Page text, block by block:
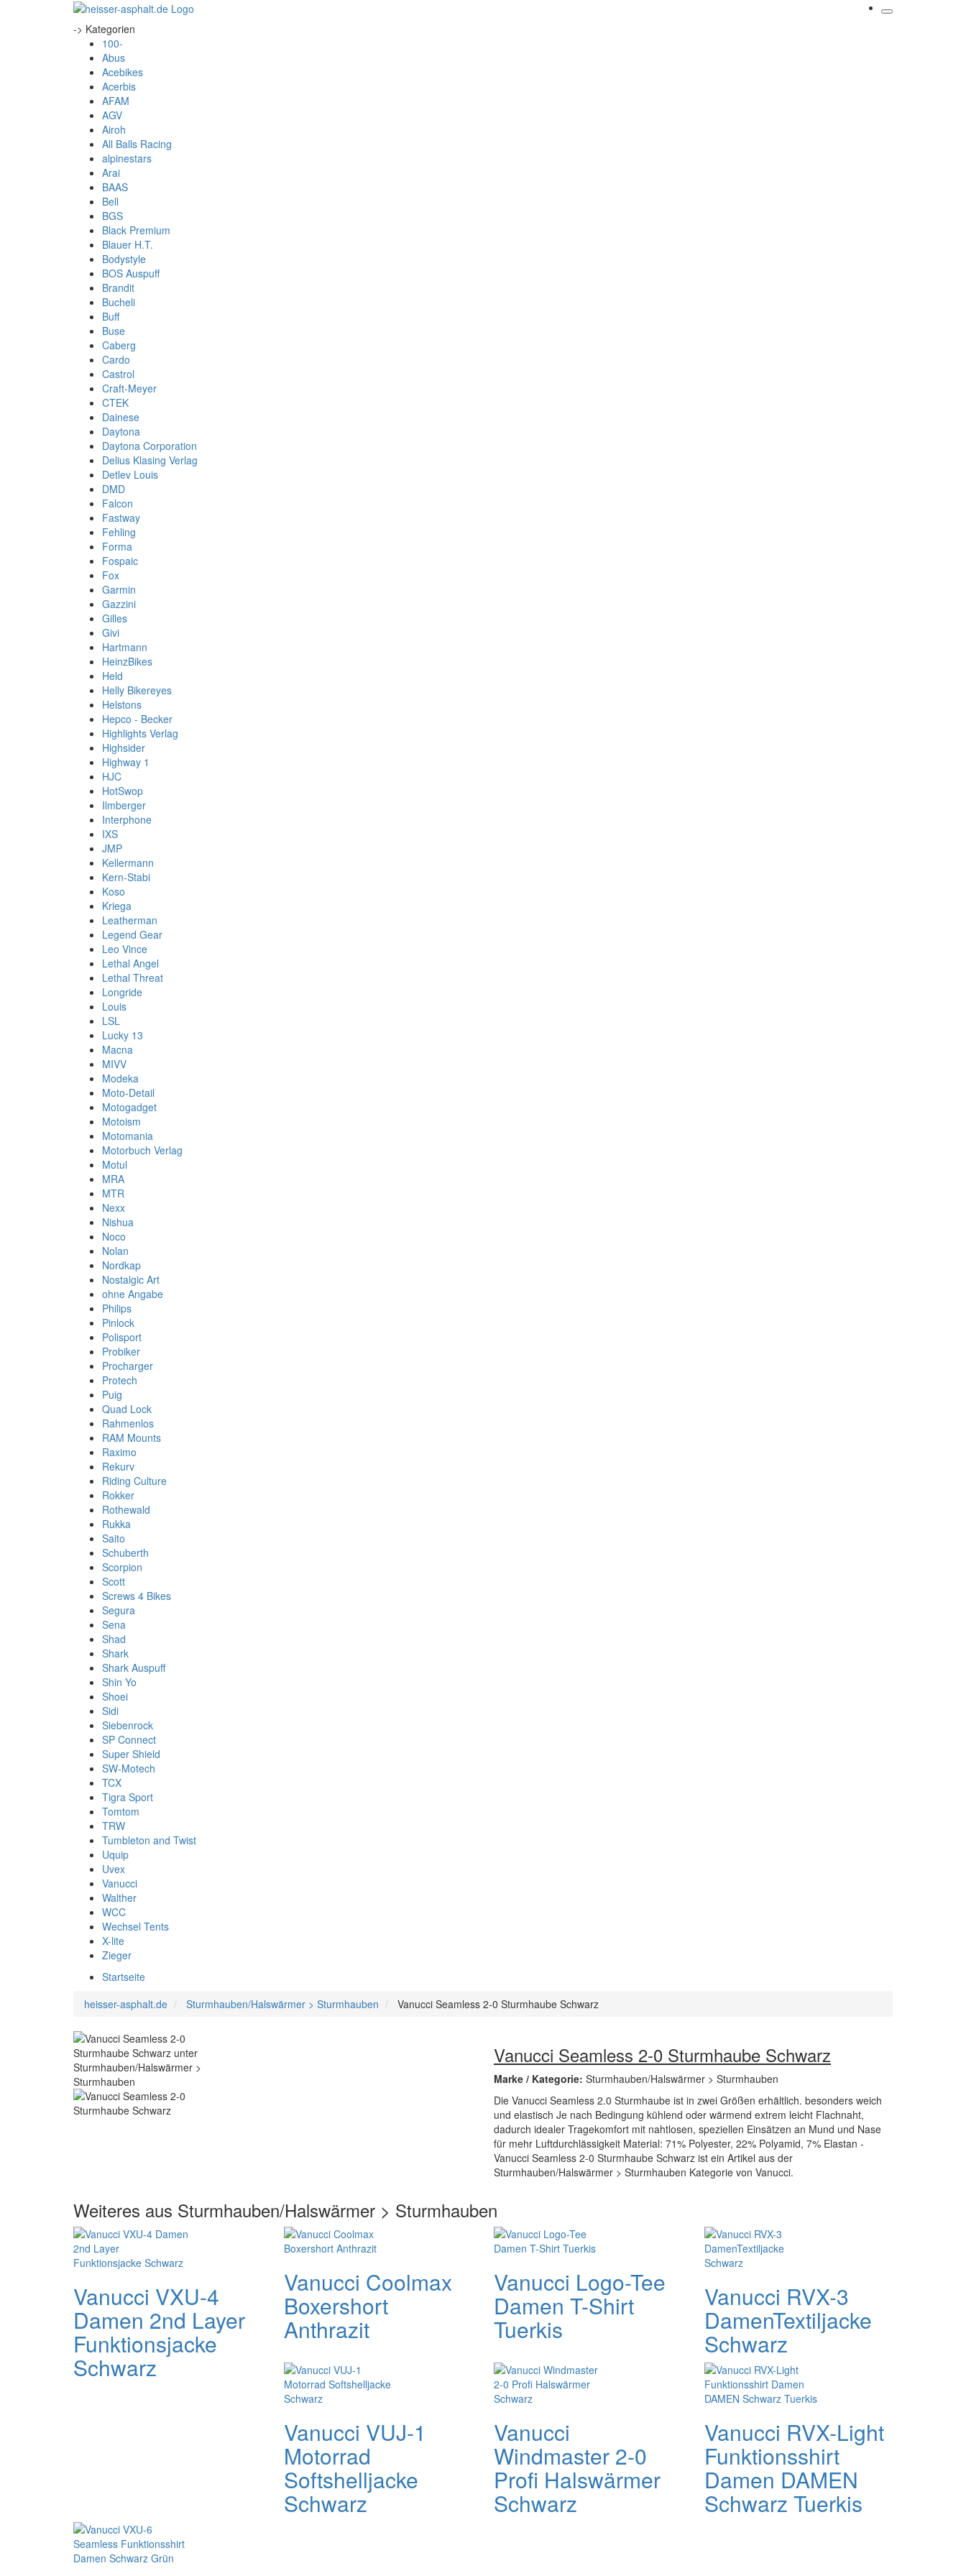
-> Kategorien
100-
Abus
Acebikes
Acerbis
AFAM
AGV
Airoh
All Balls Racing
alpinestars
Arai
BAAS
Bell
BGS
Black Premium
Blauer H.T.
Bodystyle
BOS Auspuff
Brandit
Bucheli
Buff
Buse
Caberg
Cardo
Castrol
Craft-Meyer
CTEK
Dainese
Daytona
Daytona Corporation
Delius Klasing Verlag
Detlev Louis
DMD
Falcon
Fastway
Fehling
Forma
Fospaic
Fox
Garmin
Gazzini
Gilles
Givi
Hartmann
HeinzBikes
Held
Helly Bikereyes
Helstons
Hepco - Becker
Highlights Verlag
Highsider
Highway 1
HJC
HotSwop
Ilmberger
Interphone
IXS
JMP
Kellermann
Kern-Stabi
Koso
Kriega
Leatherman
Legend Gear
Leo Vince
Lethal Angel
Lethal Threat
Longride
Louis
LSL
Lucky 13
Macna
MIVV
Modeka
Moto-Detail
Motogadget
Motoism
Motomania
Motorbuch Verlag
Motul
MRA
MTR
Nexx
Nishua
Noco
Nolan
Nordkap
Nostalgic Art
ohne Angabe
Philips
Pinlock
Polisport
Probiker
Procharger
Protech
Puig
Quad Lock
Rahmenlos
RAM Mounts
Raximo
Rekurv
Riding Culture
Rokker
Rothewald
Rukka
Saito
Schuberth
Scorpion
Scott
Screws 4 Bikes
Segura
Sena
Shad
Shark
Shark Auspuff
Shin Yo
Shoei
Sidi
Siebenrock
SP Connect
Super Shield
SW-Motech
TCX
Tigra Sport
Tomtom
TRW
Tumbleton and Twist
Uquip
Uvex
Vanucci
Walther
WCC
Wechsel Tents
X-lite
Zieger
Startseite
heisser-asphalt.de
Sturmhauben/Halswärmer > Sturmhauben Vanucci Seamless 2-0 Sturmhaube Schwarz
Vanucci Seamless 2-0 Sturmhaube Schwarz
Marke / Kategorie: Sturmhauben/Halswärmer > Sturmhauben
Die Vanucci Seamless 2.0 Sturmhaube ist in zwei Größen erhältlich. besonders weich
und elastisch Je nach Bedingung kühlend oder wärmend extrem leicht Flachnaht,
dadurch idealer Tragekomfort mit nahtlosen, speziellen Einsätzen an Mund und Nase
für mehr Luftdurchlässigkeit Material: 71% Polyester, 22% Polyamid, 7% Elastan -
Vanucci Seamless 2-0 Sturmhaube Schwarz ist ein Artikel aus der
Sturmhauben/Halswärmer > Sturmhauben Kategorie von Vanucci.
Weiteres aus Sturmhauben/Halswärmer > Sturmhauben
Vanucci VXU-4
Damen 2nd Layer
Funktionsjacke
Schwarz
Vanucci Coolmax
Boxershort
Anthrazit
Vanucci Logo-Tee
Damen T-Shirt
Tuerkis
Vanucci RVX-3
DamenTextiljacke
Schwarz
Vanucci VUJ-1
Motorrad
Softshelljacke
Schwarz
Vanucci
Windmaster 2-0
Profi Halswärmer
Schwarz
Vanucci RVX-Light
Funktionsshirt
Damen DAMEN
Schwarz Tuerkis